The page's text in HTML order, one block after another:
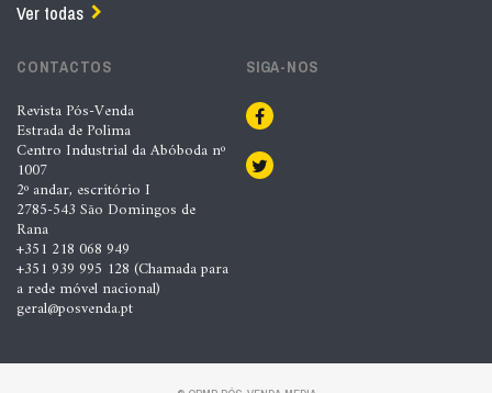
Ver todas
CONTACTOS
Revista Pós-Venda
Estrada de Polima
Centro Industrial da Abóboda nº
1007
2º andar, escritório I
2785-543 São Domingos de
Rana
+351 218 068 949
+351 939 995 128 (Chamada para
a rede móvel nacional)
geral@posvenda.pt
SIGA-NOS